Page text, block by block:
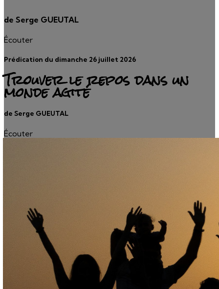
de Serge GUEUTAL
Écouter
Prédication du dimanche 26 juillet 2026
Trouver le repos dans un
monde agité
de Serge GUEUTAL
Écouter